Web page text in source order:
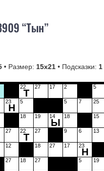
“Тын”
• Размер: 15х21 • Подсказки: 1
22
Т
27 17 2 5
23
Н
5 5 7 25
18 19 14
Ы
18 15
27 22
Т
27 9 6 13
12 18 27 17 23
Н
27 18 27 5 19